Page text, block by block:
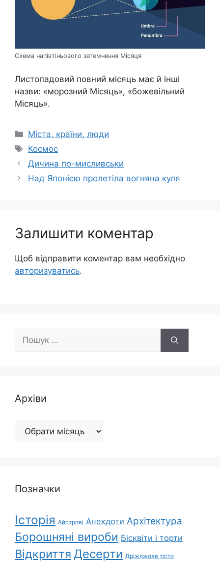
Схема напівтіньового затемнення Місяця
Листопадовий повний місяць має й інші
назви: «морозний Місяць», «божевільний
Місяць».
Категорії
Міста, країни, люди
Позначки
Космос
Дичина по-мисливськи
Над Японією пролетіла вогняна куля
Залишити коментар
Щоб відправити коментар вам необхідно
авторизуватись.
Пошук:
Архіви
Архіви
Позначки
Історія Айстрові Анекдоти Архітектура
Борошняні вироби Бісквіти і торти
Відкриття Десерти Дріжджове тісто